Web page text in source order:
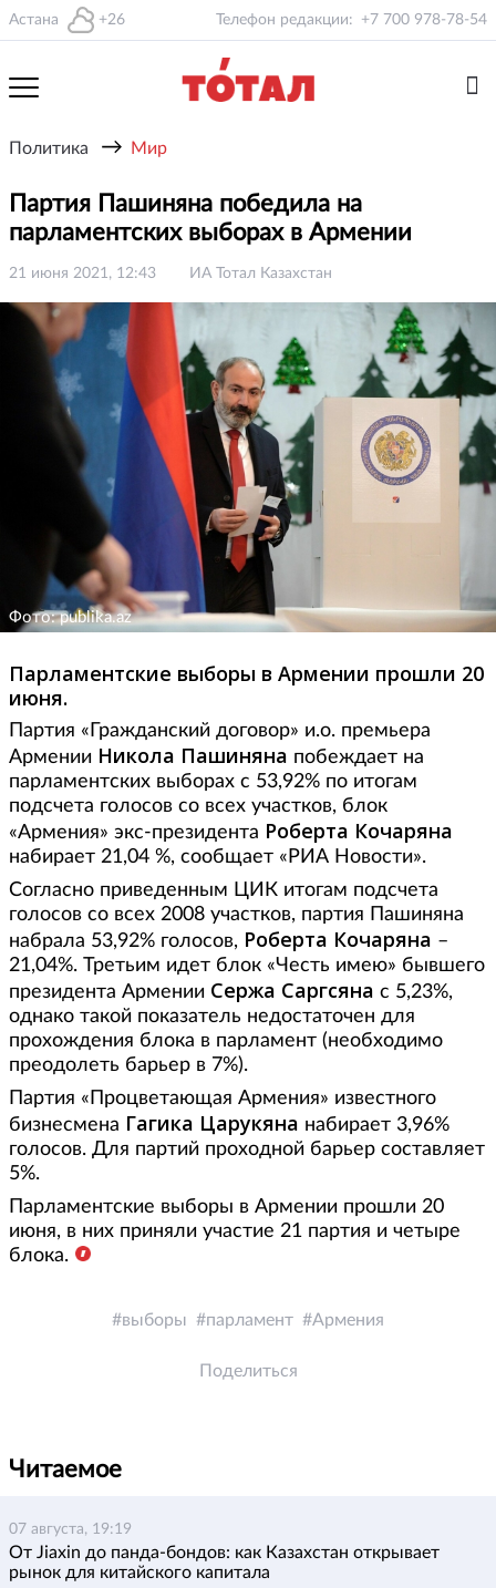
Астана +26 Телефон редакции: +7 700 978-78-54
Политика → Мир
Партия Пашиняна победила на
парламентских выборах в Армении
21 июня 2021, 12:43 ИА Тотал Казахстан
Фото: publika.az
Парламентские выборы в Армении прошли 20
июня.
Партия «Гражданский договор» и.о. премьера
Армении Никола Пашиняна побеждает на
парламентских выборах с 53,92% по итогам
подсчета голосов со всех участков, блок
«Армения» экс-президента Роберта Кочаряна
набирает 21,04 %, сообщает «РИА Новости».
Согласно приведенным ЦИК итогам подсчета
голосов со всех 2008 участков, партия Пашиняна
набрала 53,92% голосов, Роберта Кочаряна –
21,04%. Третьим идет блок «Честь имею» бывшего
президента Армении Сержа Саргсяна с 5,23%,
однако такой показатель недостаточен для
прохождения блока в парламент (необходимо
преодолеть барьер в 7%).
Партия «Процветающая Армения» известного
бизнесмена Гагика Царукяна набирает 3,96%
голосов. Для партий проходной барьер составляет
5%.
Парламентские выборы в Армении прошли 20
июня, в них приняли участие 21 партия и четыре
блока.
выборы парламент Армения
Поделиться
Читаемое
07 августа, 19:19
От Jiaxin до панда-бондов: как Казахстан открывает
рынок для китайского капитала